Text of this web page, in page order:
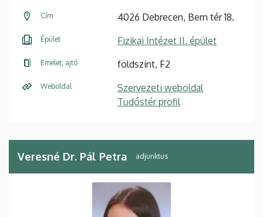
Cím 4026 Debrecen, Bem tér 18.
Épület Fizikai Intézet II. épület
Emelet, ajtó földszint, F2
Weboldal
Szervezeti weboldal
Tudóstér profil
Veresné Dr. Pál Petra adjunktus